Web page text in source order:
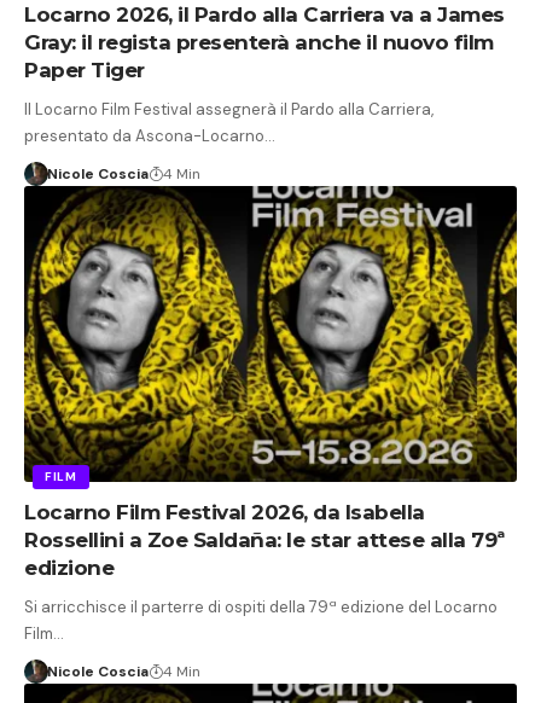
Locarno 2026, il Pardo alla Carriera va a James
Gray: il regista presenterà anche il nuovo film
Paper Tiger
Il Locarno Film Festival assegnerà il Pardo alla Carriera,
presentato da Ascona-Locarno…
Nicole Coscia 4 Min
FILM
Locarno Film Festival 2026, da Isabella
Rossellini a Zoe Saldaña: le star attese alla 79ª
edizione
Si arricchisce il parterre di ospiti della 79ª edizione del Locarno
Film…
Nicole Coscia 4 Min